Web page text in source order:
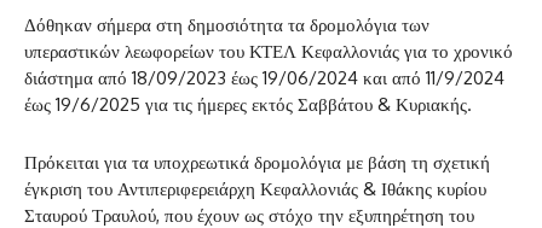
Δόθηκαν σήμερα στη δημοσιότητα τα δρομολόγια των
υπεραστικών λεωφορείων του ΚΤΕΛ Κεφαλλονιάς για το χρονικό
διάστημα από 18/09/2023 έως 19/06/2024 και από 11/9/2024
έως 19/6/2025 για τις ήμερες εκτός Σαββάτου & Κυριακής.
Πρόκειται για τα υποχρεωτικά δρομολόγια με βάση τη σχετική
έγκριση του Αντιπεριφερειάρχη Κεφαλλονιάς & Ιθάκης κυρίου
Σταυρού Τραυλού, που έχουν ως στόχο την εξυπηρέτηση του